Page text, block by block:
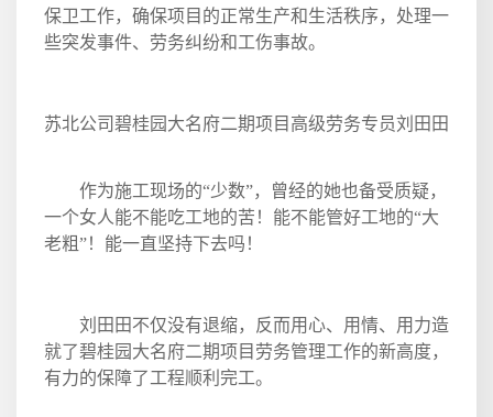
保卫工作，确保项目的正常生产和生活秩序，处理一
些突发事件、劳务纠纷和工伤事故。
苏北公司碧桂园大名府二期项目高级劳务专员刘田田
作为施工现场的“少数”，曾经的她也备受质疑，
一个女人能不能吃工地的苦！能不能管好工地的“大
老粗”！能一直坚持下去吗！
刘田田不仅没有退缩，反而用心、用情、用力造
就了碧桂园大名府二期项目劳务管理工作的新高度，
有力的保障了工程顺利完工。